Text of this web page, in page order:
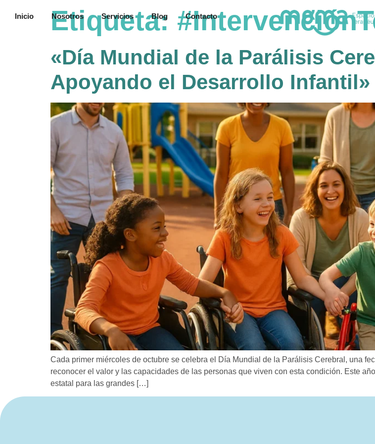
Inicio
Nosotros Servicios Blog Contacto
Etiqueta:
«Día Mundial de la Parálisis
Apoyando el Desarrollo Infantil»
Cada primer miércoles de octubre se celebra el Día Mundial de la Parálisis Cerebral, una
reconocer el valor y las capacidades de las personas que viven con esta condición. Este
estatal para las grandes […]